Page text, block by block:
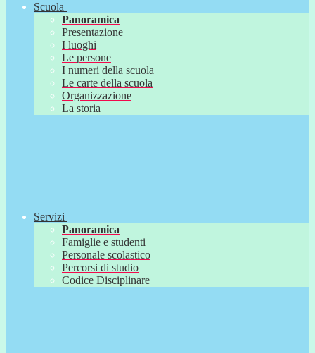
Scuola
Panoramica
Presentazione
I luoghi
Le persone
I numeri della scuola
Le carte della scuola
Organizzazione
La storia
Servizi
Panoramica
Famiglie e studenti
Personale scolastico
Percorsi di studio
Codice Disciplinare